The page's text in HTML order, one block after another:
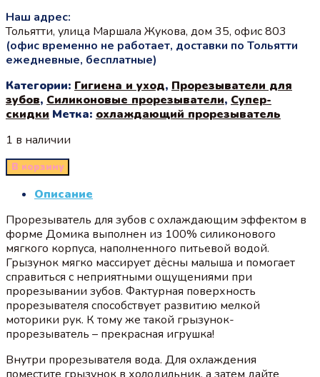
Наш адрес:
Тольятти, улица Маршала Жукова, дом 35, офис 803
(офис временно не работает, доставки по Тольятти
ежедневные, бесплатные)
Категории: Гигиена и уход, Прорезыватели для
зубов, Силиконовые прорезыватели, Супер-
скидки Метка: охлаждающий прорезыватель
1 в наличии
В корзину
Описание
Прорезыватель для зубов с охлаждающим эффектом в
форме Домика выполнен из 100% силиконового
мягкого корпуса, наполненного питьевой водой.
Грызунок мягко массирует дёсны малыша и помогает
справиться с неприятными ощущениями при
прорезывании зубов. Фактурная поверхность
прорезывателя способствует развитию мелкой
моторики рук. К тому же такой грызунок-
прорезыватель – прекрасная игрушка!
Внутри прорезывателя вода. Для охлаждения